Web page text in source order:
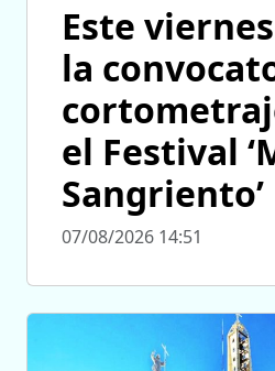
Este
la
el Festival
Sangriento’
07/08/2026 14:51